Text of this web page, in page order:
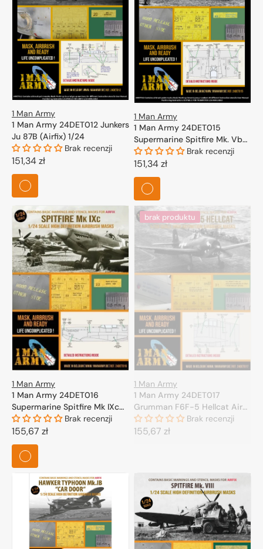
1 Man Army
1 Man Army 24DET012 Junkers
Ju 87B (Airfix) 1/24
Brak recenzji
Cena
regularna
151,34 zł
1 Man Army
1 Man Army 24DET015
Supermarine Spitfire Mk. Vb
for Trumpeter 1/24Brak recenzji
Cena
regularna
151,34 zł
1 Man Army
1 Man Army 24DET016
Supermarine Spitfire Mk IXc
Airfix 1/24
Brak recenzji
Cena
regularna
155,67 zł
brak produktu
1 Man Army
1 Man Army 24DET017
Grumman F6F-5 Hellcat Airfix
1/24
Brak recenzji
Cena
155,67 zł